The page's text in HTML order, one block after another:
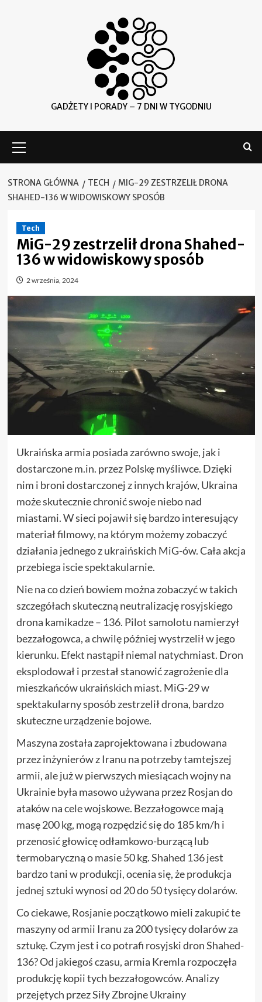
GADŻETY I PORADY – 7 DNI W TYGODNIU
główne
STRONA GŁÓWNA TECH
MIG-29 ZESTRZELIŁ DRONA
SHAHED-136 W WIDOWISKOWY SPOSÓB
Tech
MiG-29 zestrzelił drona Shahed-
136 w widowiskowy sposób
2 września, 2024
Ukraińska armia posiada zarówno swoje, jak i
dostarczone m.in. przez Polskę myśliwce. Dzięki
nim i broni dostarczonej z innych krajów, Ukraina
może skutecznie chronić swoje niebo nad
miastami. W sieci pojawił się bardzo interesujący
materiał filmowy, na którym możemy zobaczyć
działania jednego z ukraińskich MiG-ów. Cała akcja
przebiega iscie spektakularnie.
Nie na co dzień bowiem można zobaczyć w takich
szczegółach skuteczną neutralizację rosyjskiego
drona kamikadze – 136. Pilot samolotu namierzył
bezzałogowca, a chwilę później wystrzelił w jego
kierunku. Efekt nastąpił niemal natychmiast. Dron
eksplodował i przestał stanowić zagrożenie dla
mieszkańców ukraińskich miast. MiG-29 w
spektakularny sposób zestrzelił drona, bardzo
skuteczne urządzenie bojowe.
Maszyna została zaprojektowana i zbudowana
przez inżynierów z Iranu na potrzeby tamtejszej
armii, ale już w pierwszych miesiącach wojny na
Ukrainie była masowo używana przez Rosjan do
ataków na cele wojskowe. Bezzałogowce mają
masę 200 kg, mogą rozpędzić się do 185 km/h i
przenosić głowicę odłamkowo-burzącą lub
termobaryczną o masie 50 kg. Shahed 136 jest
bardzo tani w produkcji, ocenia się, że produkcja
jednej sztuki wynosi od 20 do 50 tysięcy dolarów.
Co ciekawe, Rosjanie początkowo mieli zakupić te
maszyny od armii Iranu za 200 tysięcy dolarów za
sztukę. Czym jest i co potrafi rosyjski dron Shahed-
136? Od jakiegoś czasu, armia Kremla rozpoczęła
produkcję kopii tych bezzałogowców. Analizy
przejętych przez Siły Zbrojne Ukrainy